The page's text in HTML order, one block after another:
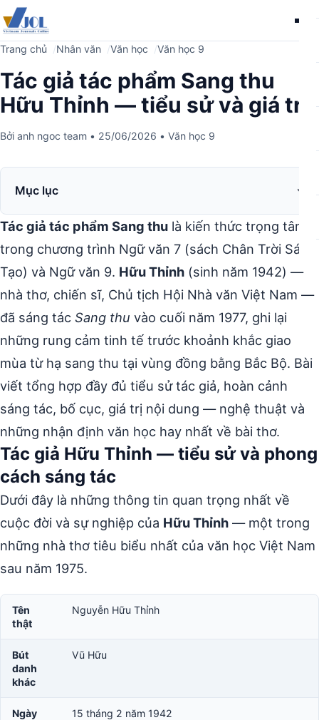
Trang chủ Nhân văn Văn học Văn học 9
Tác giả tác phẩm Sang thu
Hữu Thỉnh — tiểu sử và giá trị
Bởi anh ngoc team • 25/06/2026 • Văn học 9
Mục lục
Tác giả tác phẩm Sang thu là kiến thức trọng tâm
trong chương trình Ngữ văn 7 (sách Chân Trời Sáng
Tạo) và Ngữ văn 9. Hữu Thỉnh (sinh năm 1942) —
nhà thơ, chiến sĩ, Chủ tịch Hội Nhà văn Việt Nam —
đã sáng tác Sang thu vào cuối năm 1977, ghi lại
những rung cảm tinh tế trước khoảnh khắc giao
mùa từ hạ sang thu tại vùng đồng bằng Bắc Bộ. Bài
viết tổng hợp đầy đủ tiểu sử tác giả, hoàn cảnh
sáng tác, bố cục, giá trị nội dung — nghệ thuật và
những nhận định văn học hay nhất về bài thơ.
Tác giả Hữu Thỉnh — tiểu sử và phong
cách sáng tác
Dưới đây là những thông tin quan trọng nhất về
cuộc đời và sự nghiệp của Hữu Thỉnh — một trong
những nhà thơ tiêu biểu nhất của văn học Việt Nam
sau năm 1975.
Tên
thật
Nguyễn Hữu Thỉnh
Bút
danh
khác
Vũ Hữu
Ngày
15 tháng 2 năm 1942